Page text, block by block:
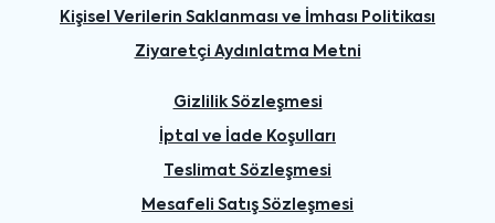
Kişisel Verilerin Saklanması ve İmhası Politikası
Ziyaretçi Aydınlatma Metni
Gizlilik Sözleşmesi
İptal ve İade Koşulları
Teslimat Sözleşmesi
Mesafeli Satış Sözleşmesi